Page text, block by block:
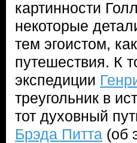
картинности
некоторые
тем эгоистом,
путешествия. К
экспедиции
треугольник в
тот духовный
Брэда Питта (об